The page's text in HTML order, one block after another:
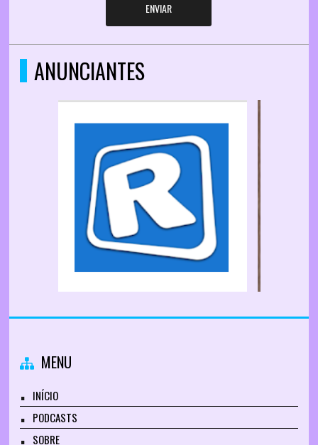
ENVIAR
ANUNCIANTES
MENU
INÍCIO
PODCASTS
SOBRE